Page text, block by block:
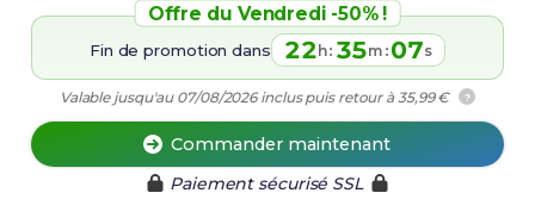
Offre du Vendredi -50% !
Fin de promotion dans 22 h: 35m :06s
Valable jusqu'au 07/08/2026 inclus puis retour à 35,99 € ?
Commander maintenant
Paiement sécurisé SSL